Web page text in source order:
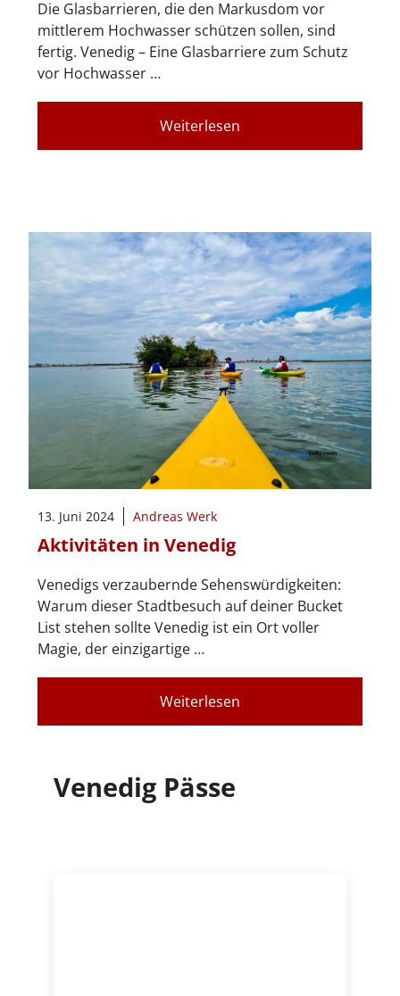
Die Glasbarrieren, die den Markusdom vor
mittlerem Hochwasser schützen sollen, sind
fertig. Venedig – Eine Glasbarriere zum Schutz
vor Hochwasser …
Weiterlesen
13. Juni 2024 Andreas Werk
Aktivitäten in Venedig
Venedigs verzaubernde Sehenswürdigkeiten:
Warum dieser Stadtbesuch auf deiner Bucket
List stehen sollte Venedig ist ein Ort voller
Magie, der einzigartige …
Weiterlesen
Venedig Pässe